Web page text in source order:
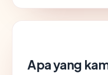
Apa yang